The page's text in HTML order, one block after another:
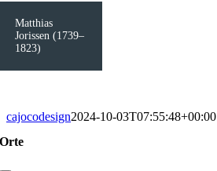
Matthias
Jorissen (1739–
1823)
cajocodesign2024-10-03T07:55:48+00:00
Orte